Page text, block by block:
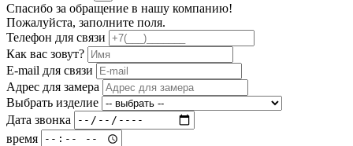
Спасибо за обращение в нашу компанию!
Пожалуйста, заполните поля.
Телефон для связи
Как вас зовут?
E-mail для связи
Адрес для замера
Выбрать изделие
Дата звонка
время